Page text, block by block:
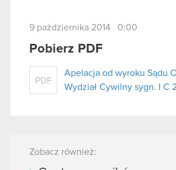
9 października 2014 0:00
Pobierz PDF
PDF
Apelacja od wyroku Sądu
Wydział Cywilny sygn. I C
Zobacz również: